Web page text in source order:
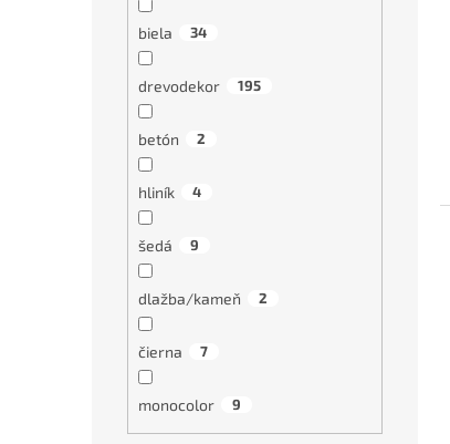
biela 34
drevodekor 195
betón 2
hliník 4
šedá 9
dlažba/kameň 2
čierna 7
monocolor 9